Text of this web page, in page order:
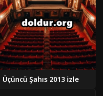
Üçüncü Şahıs 2013 izle